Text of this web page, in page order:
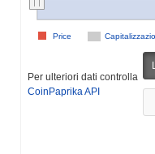
Price
Per ulteriori dati controlla
CoinPaprika API